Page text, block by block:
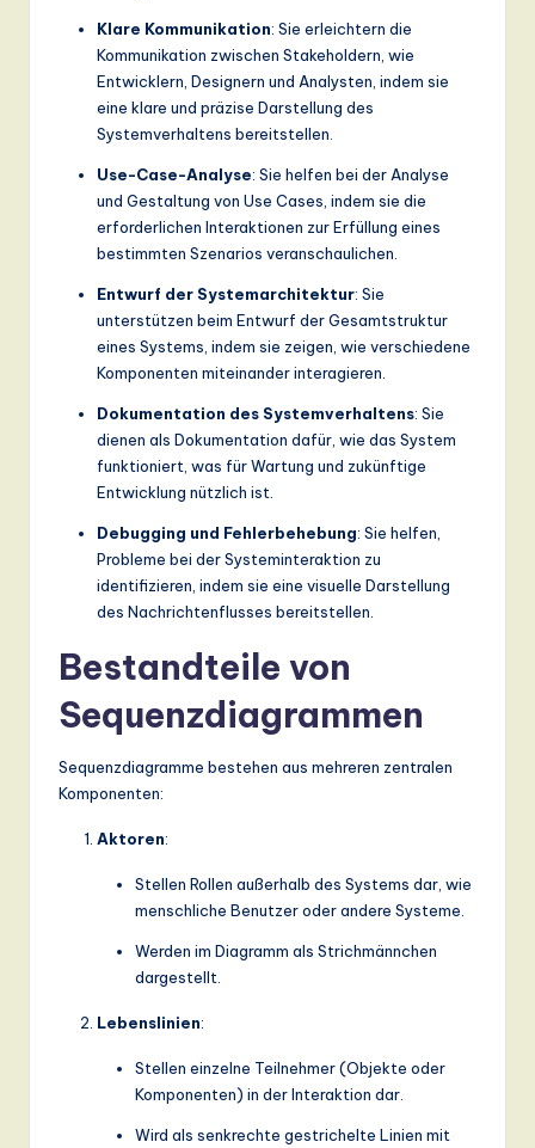
Klare Kommunikation: Sie erleichtern die
Kommunikation zwischen Stakeholdern, wie
Entwicklern, Designern und Analysten, indem sie
eine klare und präzise Darstellung des
Systemverhaltens bereitstellen.
Use-Case-Analyse: Sie helfen bei der Analyse
und Gestaltung von Use Cases, indem sie die
erforderlichen Interaktionen zur Erfüllung eines
bestimmten Szenarios veranschaulichen.
Entwurf der Systemarchitektur: Sie
unterstützen beim Entwurf der Gesamtstruktur
eines Systems, indem sie zeigen, wie verschiedene
Komponenten miteinander interagieren.
Dokumentation des Systemverhaltens: Sie
dienen als Dokumentation dafür, wie das System
funktioniert, was für Wartung und zukünftige
Entwicklung nützlich ist.
Debugging und Fehlerbehebung: Sie helfen,
Probleme bei der Systeminteraktion zu
identifizieren, indem sie eine visuelle Darstellung
des Nachrichtenflusses bereitstellen.
Bestandteile von
Sequenzdiagrammen
Sequenzdiagramme bestehen aus mehreren zentralen
Komponenten:
Aktoren:
Stellen Rollen außerhalb des Systems dar, wie
menschliche Benutzer oder andere Systeme.
Werden im Diagramm als Strichmännchen
dargestellt.
Lebenslinien:
Stellen einzelne Teilnehmer (Objekte oder
Komponenten) in der Interaktion dar.
Wird als senkrechte gestrichelte Linien mit